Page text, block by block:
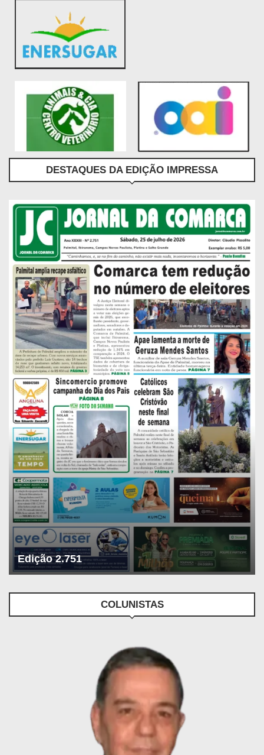
DESTAQUES DA EDIÇÃO IMPRESSA
Edição 2.751
COLUNISTAS